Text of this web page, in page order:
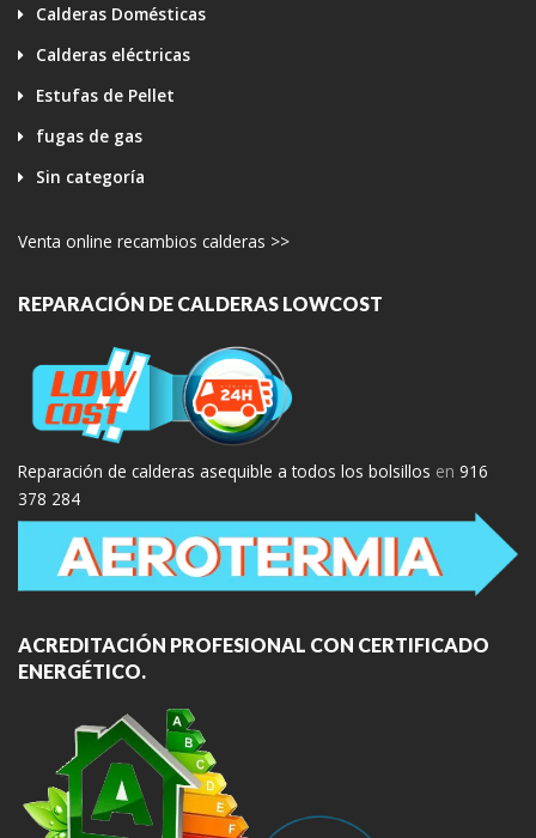
Calderas Domésticas
Calderas eléctricas
Estufas de Pellet
fugas de gas
Sin categoría
Venta online recambios calderas >>
REPARACIÓN DE CALDERAS LOWCOST
Reparación de calderas asequible a todos los bolsillos en 916
378 284
ACREDITACIÓN PROFESIONAL CON CERTIFICADO
ENERGÉTICO.